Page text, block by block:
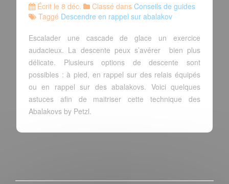
Écrit le 8 déc. Classé dans Conseils de guides
Taggé Descendre en rappel sur abalakov
Escalader une cascade de glace un exercice
audacieux. La descente peux s’avérer bien plus
délicate. Plusieurs options de descente sont
possibles : à pied, en rappel sur des relais équipés
ou en rappel sur des abalakovs. Voici quelques
astuces afin de maitriser cette technique des
Abalakovs by Petzl.